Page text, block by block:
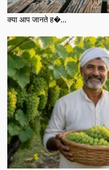
क्या आप जानते ह�...